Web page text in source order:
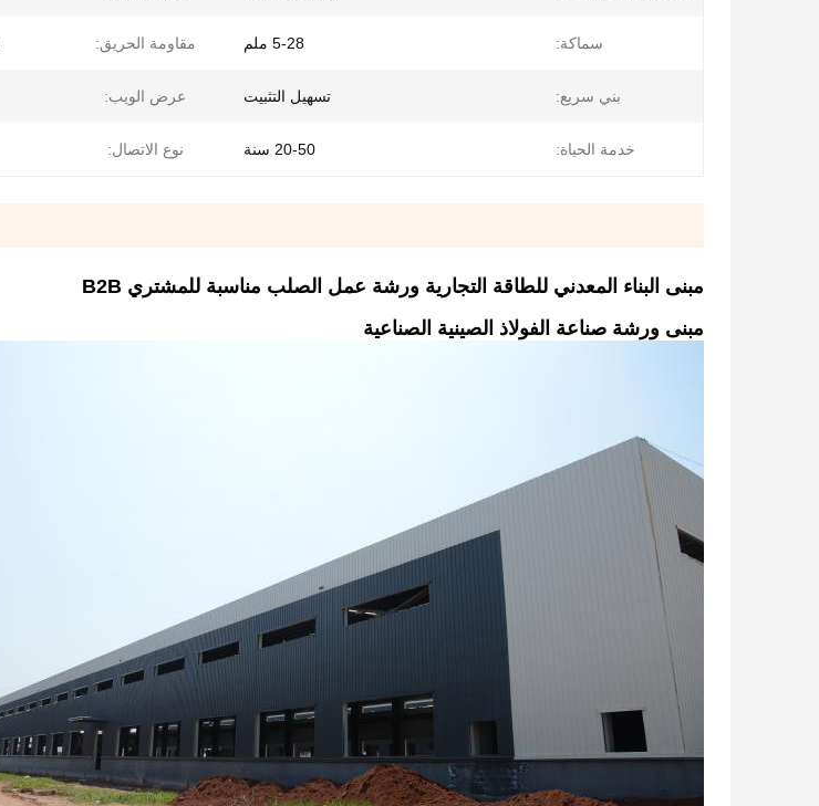
سماكة: 5-28 ملم مقاومة الحريق:
بني سريع: تسهيل التثبيت عرض الويب:
خدمة الحياة: 20-50 سنة نوع الاتصال:
مبنى البناء المعدني للطاقة التجارية ورشة عمل الصلب مناسبة للمشتري B2B
مبنى ورشة صناعة الفولاذ الصينية الصناعية